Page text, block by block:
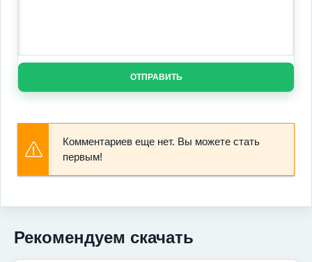
ОТПРАВИТЬ
Комментариев еще нет. Вы можете стать
первым!
Рекомендуем скачать